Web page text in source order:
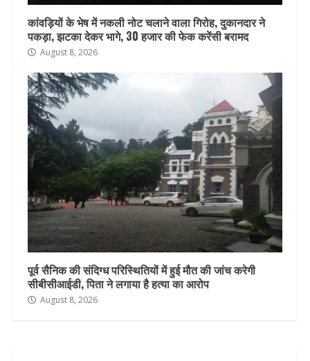
कांवड़ियों के भेष में नकली नोट चलाने वाला गिरोह, दुकानदार ने
पकड़ा, झटका देकर भागे, 30 हजार की फेक करेंसी बरामद
August 8, 2026
पूर्व सैनिक की संदिग्ध परिस्थितियों में हुई मौत की जांच करेगी
सीबीसीआईडी, पिता ने लगाया है हत्या का आरोप
August 8, 2026